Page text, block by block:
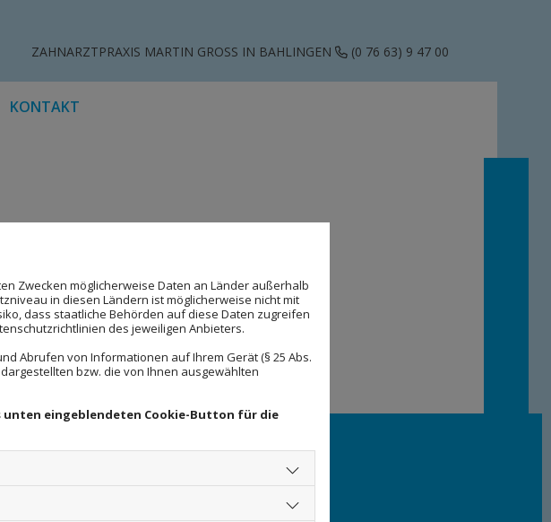
ZAHNARZTPRAXIS MARTIN GROSS IN BAHLINGEN (0 76 63) 9 47 00
KONTAKT
Zwecken möglicherweise Daten an Länder außerhalb
in diesen Ländern ist möglicherweise nicht mit
dass staatliche Behörden auf diese Daten zugreifen
des jeweiligen Anbieters.
Abrufen von Informationen auf Ihrem Gerät (§ 25 Abs.
bzw. die von Ihnen ausgewählten
eingeblendeten Cookie-Button für die